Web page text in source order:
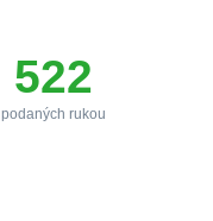
522
podaných rukou